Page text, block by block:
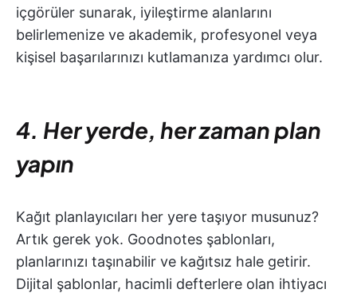
içgörüler sunarak, iyileştirme alanlarını
belirlemenize ve akademik, profesyonel veya
kişisel başarılarınızı kutlamanıza yardımcı olur.
4. Her yerde, her zaman plan
yapın
Kağıt planlayıcıları her yere taşıyor musunuz?
Artık gerek yok. Goodnotes şablonları,
planlarınızı taşınabilir ve kağıtsız hale getirir.
Dijital şablonlar, hacimli defterlere olan ihtiyacı